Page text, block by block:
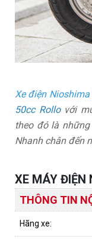
Xe điện
50cc Rollovới
theo đó là
Nhanh chân đến
XE MÁY ĐIỆN
THÔNG TIN
Hãng xe: